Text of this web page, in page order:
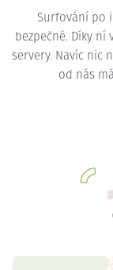
Surfování po
bezpečné. Díky
servery. Navíc nic
od nás